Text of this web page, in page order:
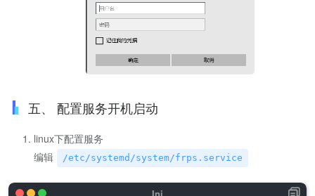
五、 配置服务开机启动
linux下配置服务
编辑
/etc/systemd/system/frps.service